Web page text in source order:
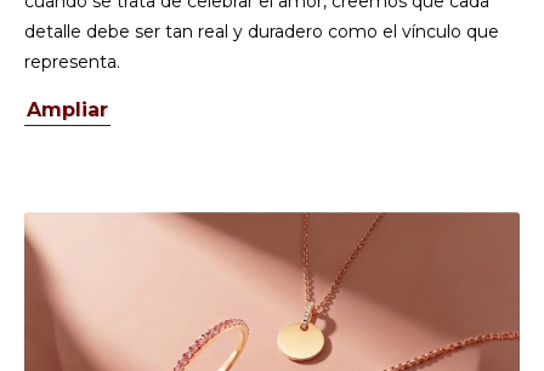
detalle debe ser tan real y duradero como el vínculo que
representa.
Ampliar